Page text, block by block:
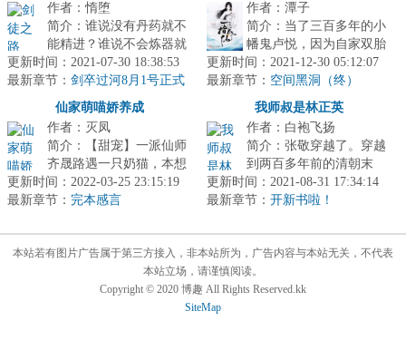
作者：惰堕
简介：谁说没有丹药就不
能精进？谁说不会炼器就
没有神兵？谁说挫于制符
就没有战斗力？所谓一剑
破万法，在...
更新时间：2021-07-30 18:38:53
最新章节： 剑卒过河8月1号正式
作者：潭子
简介：当了三百多年的小
幡鬼卢悦，因为自家双胎
姐姐送的一滴精血，准备
去轮回转世，孰料，魔门
大佬元婴自...
更新时间：2021-12-30 05:12:07
最新章节： 空间黑洞（终）
仙家萌喵娇养成
作者：灭凤
简介：【甜宠】一派仙师
齐晟路遇一只奶猫，本想
冬天暖脖子夏天当脚踏，
谁知这是一只猫妹砸，还
更新时间：2022-03-25 23:15:19
最新章节： 完本感言
我师叔是林正英
作者：白袍飞扬
简介：张敬穿越了。穿越
到两百多年前的清朝末
年、军阀割据的时代。身
处乱世，身为有志青年的
更新时间：2021-08-31 17:34:14
最新章节： 开新书啦！
本站若有图片广告属于第三方接入，非本站所为，广告内容与本站无关，不代表
本站立场，请谨慎阅读。
Copyright © 2020 博趣 All Rights Reserved.kk
SiteMap